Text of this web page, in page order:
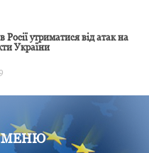
утриматися від атак на
України
МЕНЮ